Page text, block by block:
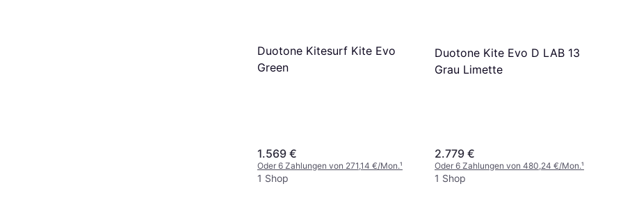
Duotone Kitesurf Kite Evo
Green
1.569 €
Oder 6 Zahlungen von 271,14 €/Mon.¹
1 Shop
Duotone Kite Evo D LAB 13
Grau Limette
2.779 €
Oder 6 Zahlungen von 480,24 €/Mon.¹
1 Shop